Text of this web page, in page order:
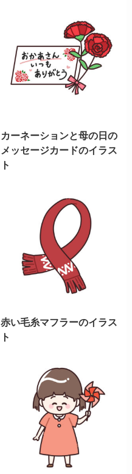
カーネーションと母の日の
メッセージカードのイラス
ト
赤い毛糸マフラーのイラス
ト